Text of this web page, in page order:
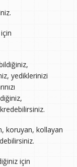
yediklerinizi
koruyan, kollayan
için